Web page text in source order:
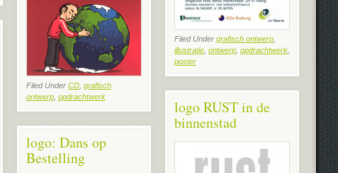
Filed Under grafisch ontwerp
illustratie ontwerp opdrachtwerk
poster
Filed Under CD, grafisch
ontwerp, opdrachtwerk
logo RUST in de
binnenstad
logo: Dans op
Bestelling